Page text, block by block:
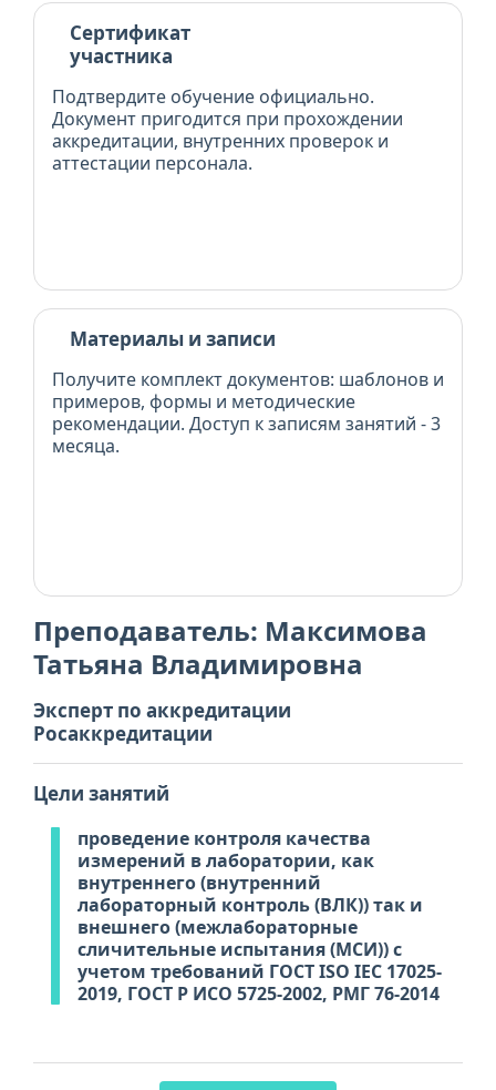
Сертификат
участника
Подтвердите обучение официально.
Документ пригодится при прохождении
аккредитации, внутренних проверок и
аттестации персонала.
Материалы и записи
Получите комплект документов: шаблонов и
примеров, формы и методические
рекомендации. Доступ к записям занятий - 3
месяца.
Преподаватель: Максимова
Татьяна Владимировна
Эксперт по аккредитации
Росаккредитации
Цели занятий
проведение контроля качества
измерений в лаборатории, как
внутреннего (внутренний
лабораторный контроль (ВЛК)) так и
внешнего (межлабораторные
сличительные испытания (МСИ)) с
учетом требований ГОСТ ISO IEC 17025-
2019, ГОСТ Р ИСО 5725-2002, РМГ 76-2014